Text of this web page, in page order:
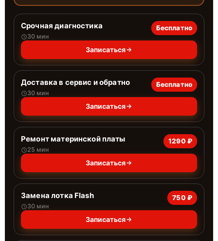
Срочная диагностика
30 мин
Бесплатно
Записаться
Доставка в сервис и обратно
30 мин
Бесплатно
Записаться
Ремонт материнской платы
25 мин
1290 ₽
Записаться
Замена лотка Flash
30 мин
750 ₽
Записаться